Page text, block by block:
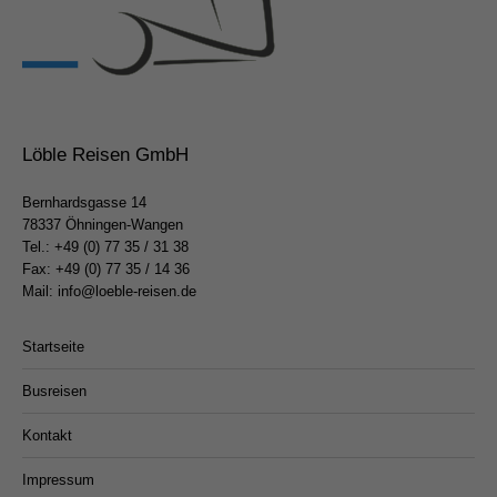
werden
Löble Reisen GmbH
Bernhardsgasse 14
78337 Öhningen-Wangen
Tel.: +49 (0) 77 35 / 31 38
Fax: +49 (0) 77 35 / 14 36
Mail: info@loeble-reisen.de
Startseite
Busreisen
Kontakt
Impressum